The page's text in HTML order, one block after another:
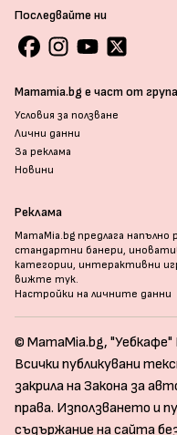
Последвайте ни
Mamamia.bg е част от
Условия за ползване
Лични данни
За реклама
Новини
Реклама
MamaMia.bg предлага напълно
стандартни банери,
категории, интерактивни
вижте тук.
Настройки на личните данни
© MamaMia.bg, "Уебкафе"
Всички публикувани
закрила на Закона за
права. Използването и
съдържание на сайта